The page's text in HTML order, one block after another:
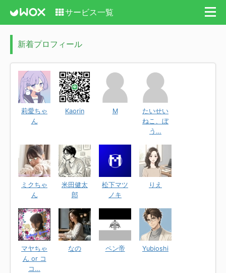
サービス一覧
新着プロフィール
莉愛ちゃ
ん
Kaorin M
たいせい
ねこ、ぼ
う…
ミクちゃ
ん
米田健太
郎
松下マツ
ノキ
りえ
マヤちゃ
ん or コ
コ…
なの ペン帝 Yubioshi